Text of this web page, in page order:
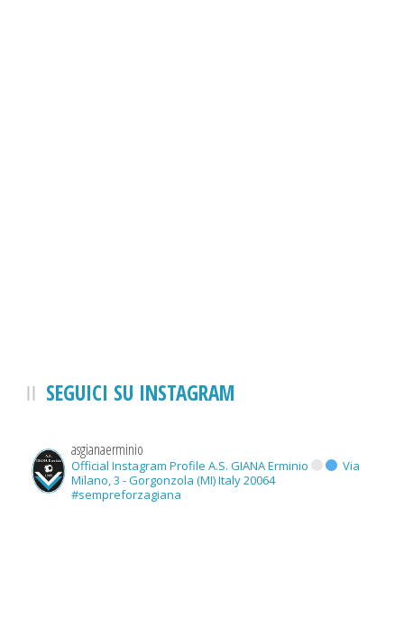
SEGUICI SU INSTAGRAM
asgianaerminio
Official Instagram Profile A.S. GIANA Erminio
Via
Milano, 3 - Gorgonzola (MI) Italy 20064
#sempreforzagiana